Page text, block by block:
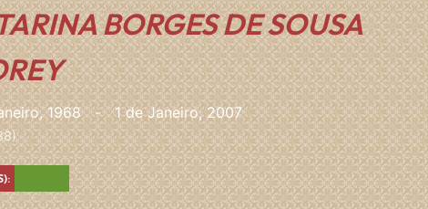
BORGES DE SOUSA
1968 - 1 de Janeiro, 2007